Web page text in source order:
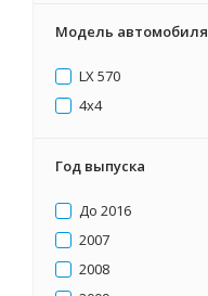
Модель автомобиля
LX 570
4х4
Год выпуска
До 2016
2007
2008